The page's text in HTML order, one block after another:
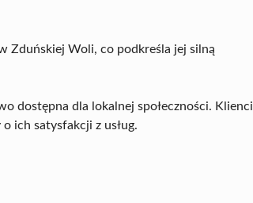
Zduńskiej Woli, co podkreśla jej silną
dostępna dla lokalnej społeczności. Klienci
ich satysfakcji z usług.